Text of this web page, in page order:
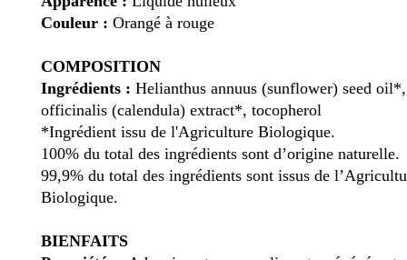
Couleur : Orangé à rouge
COMPOSITION
Ingrédients : Helianthus annuus (sunflower) seed
officinalis (calendula) extract*, tocopherol
*Ingrédient issu de l'Agriculture Biologique.
100% du total des ingrédients sont d’origine naturelle.
99,9% du total des ingrédients sont issus de
Biologique.
BIENFAITS